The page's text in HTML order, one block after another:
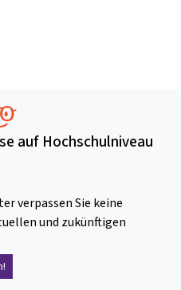
auf Hochschulniveau
verpassen Sie keine
und zukünftigen